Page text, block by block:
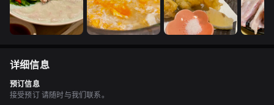
详细信息
预订信息
接受预订 请随时与我们联系。